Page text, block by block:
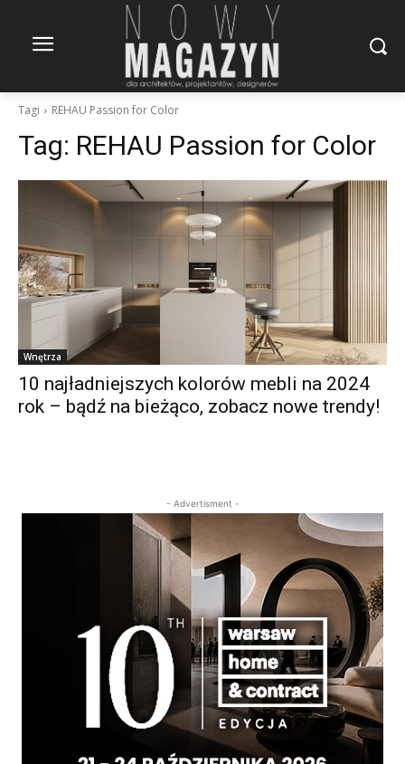
Tagi REHAU Passion for Color
Tag: REHAU Passion for Color
Wnętrza
10 najładniejszych kolorów mebli na 2024
rok – bądź na bieżąco, zobacz nowe trendy!
- Advertisment -